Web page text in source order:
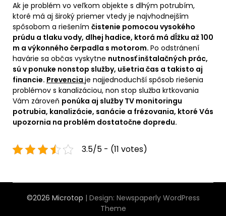
Ak je problém vo veľkom objekte s dlhým potrubím,
ktoré má aj široký priemer vtedy je najvhodnejším
spôsobom a riešením čistenie pomocou vysokého
prúdu a tlaku vody, dlhej hadice, ktorá má dĺžku až 100
m a výkonného čerpadla s motorom. Po odstránení
havárie sa občas vyskytne nutnosť inštalačných prác,
sú v ponuke nonstop služby, ušetria čas a takisto aj
financie. Prevencia je najjednoduchší spôsob riešenia
problémov s kanalizáciou, non stop služba krtkovania
Vám zároveň ponúka aj služby TV monitoringu
potrubia, kanalizácie, sanácie a frézovania, ktoré Vás
upozornia na problém dostatočne dopredu.
3.5/5 - (11 votes)
©2026 Microtop | Design: Newspaperly WordPress
Theme